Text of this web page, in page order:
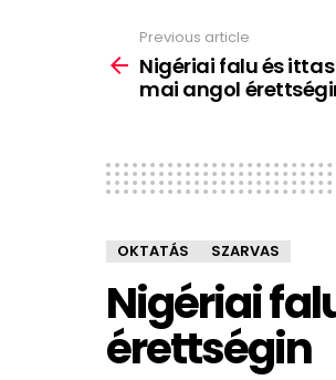
more
Previous article
Nigériai falu és
mai angol
OKTATÁS SZARVAS
Nigériai
érettségin